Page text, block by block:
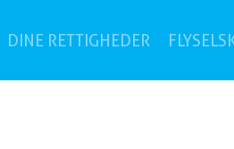
DINE RETTIGHEDER